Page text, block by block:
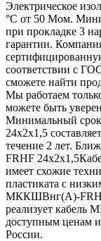
Электрическое
°С от 50 Мом.
при прокладке 3
гарантии.
соответствии с
сможете найти
Мы работаем
можете быть
Минимальный
24х2х1,5
течение 2 лет.
FRHF
имеет схожие
пластиката с
МККШВнг(А)-FRHF
реализует
доступным ценам
России.